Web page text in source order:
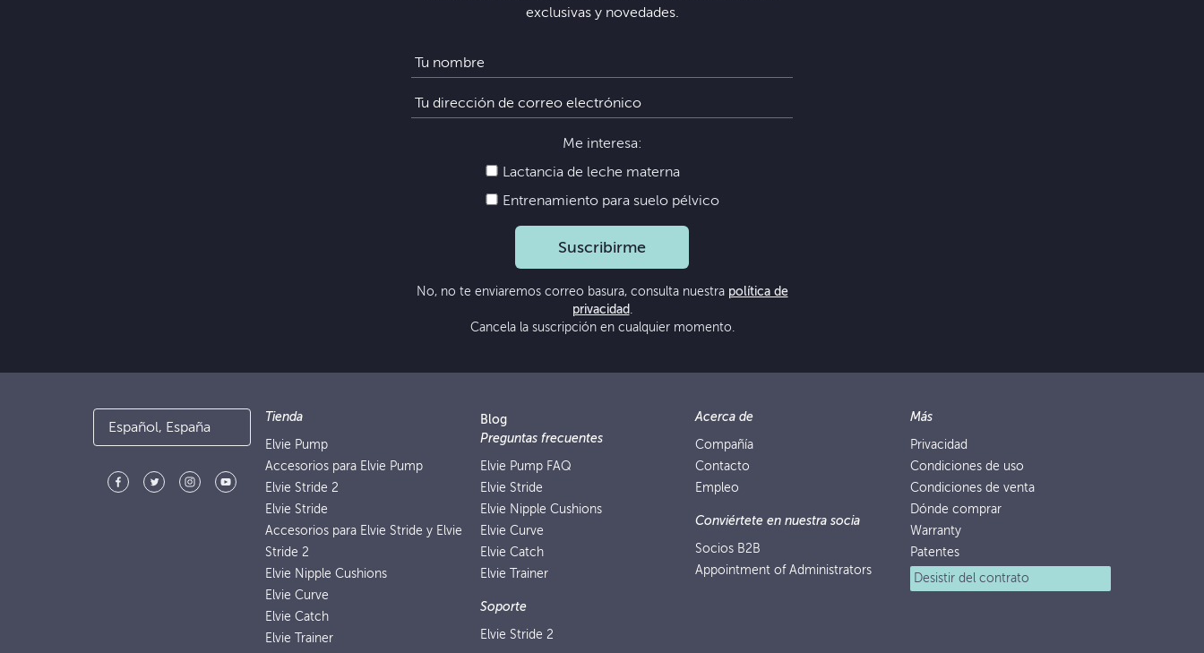
exclusivas y novedades.
Me interesa:
Lactancia de leche materna
Entrenamiento para suelo pélvico
Suscribirme
No, no te enviaremos correo basura, consulta nuestra política de
privacidad .
Cancela la suscripción en cualquier momento.
Español, España
Tienda
Elvie Pump
Accesorios para Elvie Pump
Elvie Stride 2
Elvie Stride
Accesorios para Elvie Stride y Elvie
Stride 2
Elvie Nipple Cushions
Elvie Curve
Elvie Catch
Elvie Trainer
Blog
Preguntas frecuentes
Elvie Pump FAQ
Elvie Stride
Elvie Nipple Cushions
Elvie Curve
Elvie Catch
Elvie Trainer
Soporte
Elvie Stride 2
Acerca de
Compañía
Contacto
Empleo
Conviértete en nuestra socia
Socios B2B
Appointment of Administrators
Más
Privacidad
Condiciones de uso
Condiciones de venta
Dónde comprar
Warranty
Patentes
Desistir del contrato